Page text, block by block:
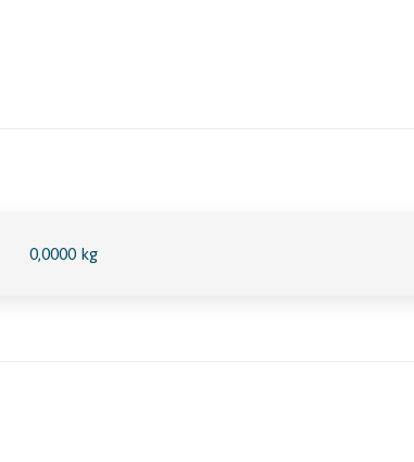
0,0000 kg